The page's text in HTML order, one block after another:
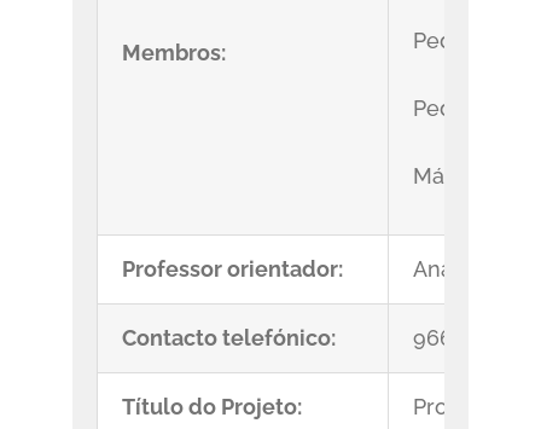
Membros: Pedro
Pedro Pinto
Mário Viana
Professor orientador: Ana Teresa
Contacto telefónico: 966151409
Título do Projeto: Project